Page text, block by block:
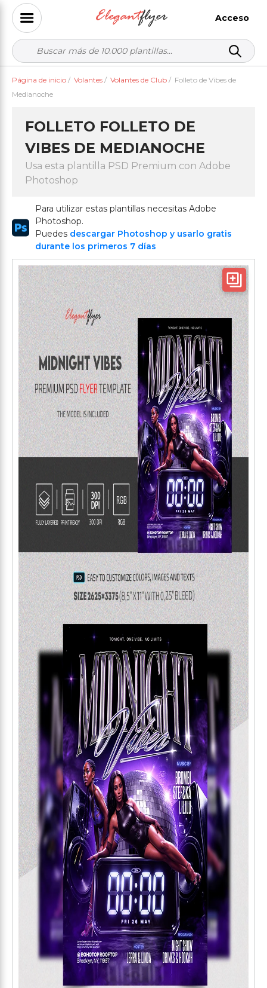
Acceso
Página de inicio / Volantes / Volantes de Club / Folleto de Vibes de
Medianoche
FOLLETO FOLLETO DE
VIBES DE MEDIANOCHE
Usa esta plantilla PSD Premium con Adobe
Photoshop
Para utilizar estas plantillas necesitas Adobe
Photoshop.
Puedes descargar Photoshop y usarlo gratis
durante los primeros 7 días